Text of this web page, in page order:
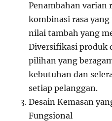
Penambahan varian
kombinasi rasa
nilai tambah yang
Diversifikasi produk
pilihan yang
kebutuhan dan
setiap pelanggan.
Desain Kemasan
Fungsional